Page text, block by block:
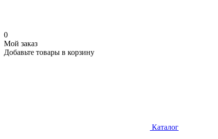
0
Мой заказ
Добавьте товары в корзину
Каталог